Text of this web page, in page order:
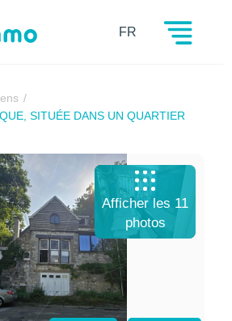
FR
SITUÉE DANS UN QUARTIER
Afficher les 11
photos